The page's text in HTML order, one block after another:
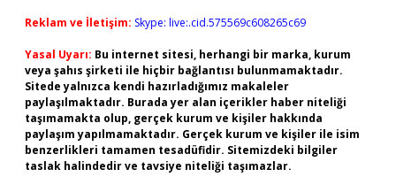
Reklam ve İletişim: Skype: live:.cid.575569c608265c69
Yasal Uyarı: Bu internet sitesi, herhangi bir marka, kurum
veya şahıs şirketi ile hiçbir bağlantısı bulunmamaktadır.
Sitede yalnızca kendi hazırladığımız makaleler
paylaşılmaktadır. Burada yer alan içerikler haber niteliği
taşımamakta olup, gerçek kurum ve kişiler hakkında
paylaşım yapılmamaktadır. Gerçek kurum ve kişiler ile isim
benzerlikleri tamamen tesadüfidir. Sitemizdeki bilgiler
taslak halindedir ve tavsiye niteliği taşımazlar.